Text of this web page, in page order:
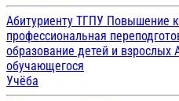
Абитуриенту ТГПУ Повышение
профессиональная
образование детей и взрослых
обучающегося
Учёба